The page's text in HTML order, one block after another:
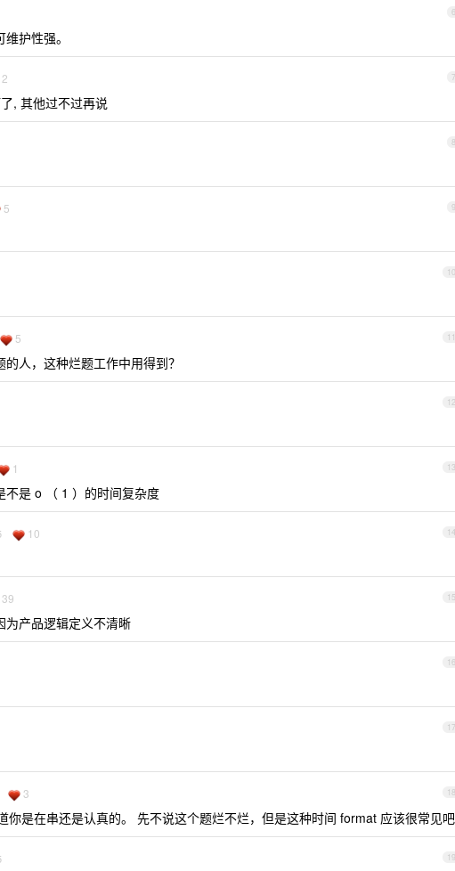
6
护性强。
7
2
, 其他过不过再说
8
9
5
10
11
5
人，这种烂题工作中用得到？
12
13
1
不是 o （ 1 ）的时间复杂度
14
10
15
39
为产品逻辑定义不清晰
16
17
18
3
你是在串还是认真的。 先不说这个题烂不烂，但是这种时间 format 应该很常见吧
19